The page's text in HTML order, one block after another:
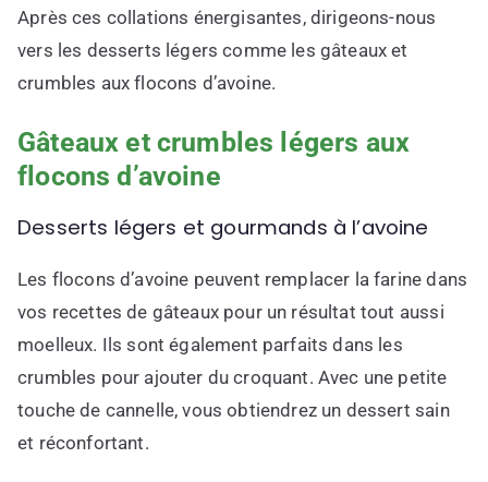
Après ces collations énergisantes, dirigeons-nous
vers les desserts légers comme les gâteaux et
crumbles aux flocons d’avoine.
Gâteaux et crumbles légers aux
flocons d’avoine
Desserts légers et gourmands à l’avoine
Les flocons d’avoine peuvent remplacer la farine dans
vos recettes de gâteaux pour un résultat tout aussi
moelleux. Ils sont également parfaits dans les
crumbles pour ajouter du croquant. Avec une petite
touche de cannelle, vous obtiendrez un dessert sain
et réconfortant.